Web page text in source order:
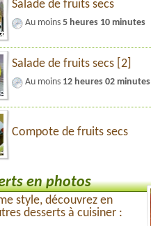
Salade de fruits secs
Au moins 5 heures 10 minutes
Salade de fruits secs [2]
Au moins 12 heures 02 minutes
Compote de fruits secs
en photos
style, découvrez en
desserts à cuisiner :